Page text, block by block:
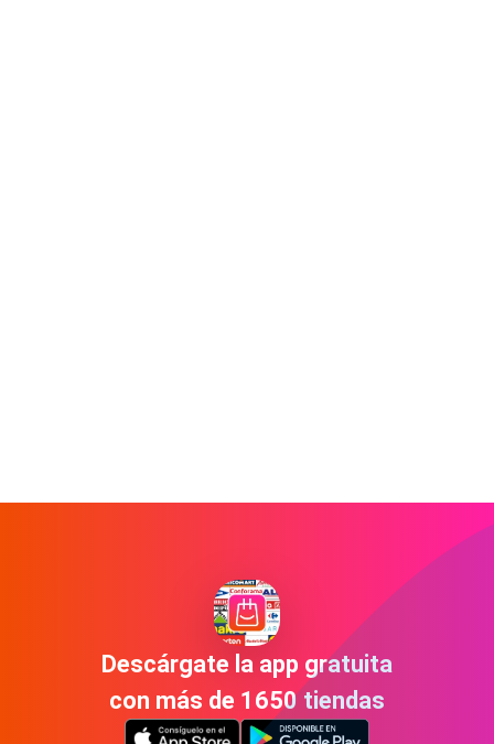
Descárgate la app gratuita
con más de 1650 tiendas